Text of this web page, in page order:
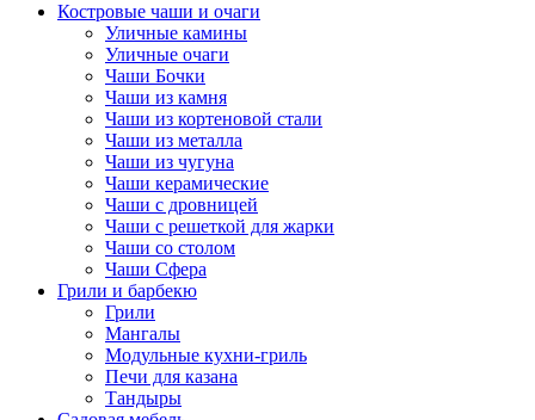
Костровые чаши и очаги
Уличные камины
Уличные очаги
Чаши Бочки
Чаши из камня
Чаши из кортеновой стали
Чаши из металла
Чаши из чугуна
Чаши керамические
Чаши с дровницей
Чаши с решеткой для жарки
Чаши со столом
Чаши Сфера
Грили и барбекю
Грили
Мангалы
Модульные кухни-гриль
Печи для казана
Тандыры